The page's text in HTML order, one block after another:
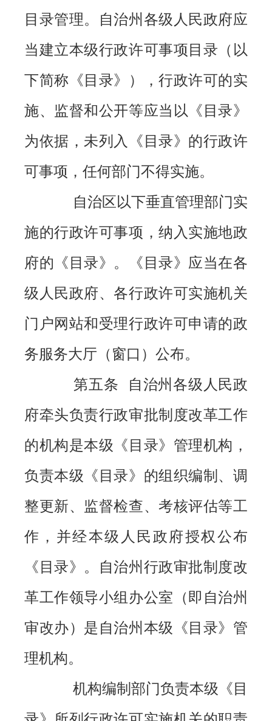
目录管理。自治州各级人民政府应
当建立本级行政许可事项目录（以
下简称《目录》），行政许可的实
施、监督和公开等应当以《目录》
为依据，未列入《目录》的行政许
可事项，任何部门不得实施。
自治区以下垂直管理部门实
施的行政许可事项，纳入实施地政
府的《目录》。《目录》应当在各
级人民政府、各行政许可实施机关
门户网站和受理行政许可申请的政
务服务大厅（窗口）公布。
第五条 自治州各级人民政
府牵头负责行政审批制度改革工作
的机构是本级《目录》管理机构，
负责本级《目录》的组织编制、调
整更新、监督检查、考核评估等工
作，并经本级人民政府授权公布
《目录》。自治州行政审批制度改
革工作领导小组办公室（即自治州
审改办）是自治州本级《目录》管
理机构。
机构编制部门负责本级《目